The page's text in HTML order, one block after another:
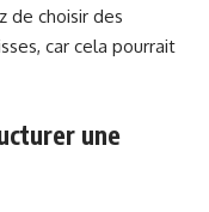
de choisir des
car cela pourrait
une